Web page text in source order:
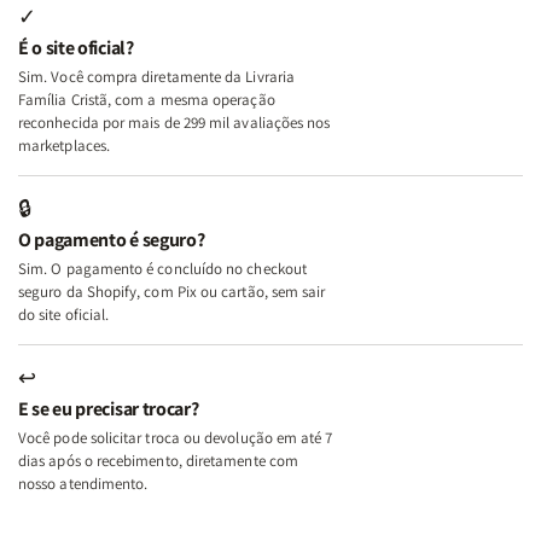
e
Deus
+
A
Mulher
Lar
+
A
Lar
✓
É o site oficial?
Sim. Você compra diretamente da Livraria
Família Cristã, com a mesma operação
reconhecida por mais de 299 mil avaliações nos
marketplaces.
🔒
O pagamento é seguro?
Sim. O pagamento é concluído no checkout
seguro da Shopify, com Pix ou cartão, sem sair
do site oficial.
↩
E se eu precisar trocar?
Você pode solicitar troca ou devolução em até 7
dias após o recebimento, diretamente com
nosso atendimento.